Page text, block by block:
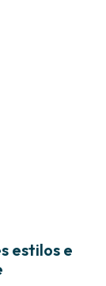
estilos e